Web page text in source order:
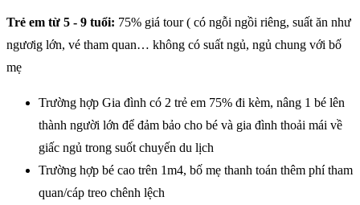
Trẻ em từ 5 - 9 tuổi: 75% giá tour ( có ngỗi ngồi riêng, suất ăn như
ngươig lớn, vé tham quan… không có suất ngủ, ngủ chung với bố
mẹ
Trường hợp Gia đình có 2 trẻ em 75% đi kèm, nâng 1 bé lên
thành người lớn để đảm bảo cho bé và gia đình thoải mái về
giấc ngủ trong suốt chuyến du lịch
Trường hợp bé cao trên 1m4, bố mẹ thanh toán thêm phí tham
quan/cáp treo chênh lệch